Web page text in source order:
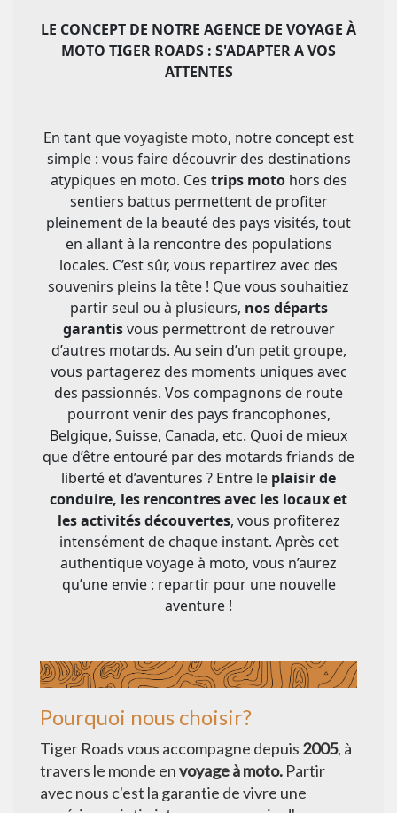
LE CONCEPT DE NOTRE AGENCE DE VOYAGE À
MOTO TIGER ROADS : S'ADAPTER A VOS
ATTENTES
En tant quevoyagiste moto, notre concept est
simple : vous faire découvrir des destinations
atypiques en moto. Ces trips motohors des
sentiers battus permettent de profiter
pleinement de la beauté des pays visités, tout
en allant à la rencontre des populations
locales. C’est sûr, vous repartirez avec des
souvenirs pleins la tête ! Que vous souhaitiez
partir seul ou à plusieurs, nos départs
garantisvous permettront de retrouver
d’autres motards. Au sein d’un petit groupe,
vous partagerez des moments uniques avec
des passionnés. Vos compagnons de route
pourront venir des pays francophones,
Belgique, Suisse, Canada, etc. Quoi de mieux
que d’être entouré par des motards friands de
liberté et d’aventures ? Entre le plaisir de
conduire, les rencontres avec les locaux et
les activités découvertes, vous profiterez
intensément de chaque instant. Après cet
authentique voyage à moto, vous n’aurez
qu’une envie : repartir pour une nouvelle
aventure !
Pourquoi nous choisir?
Tiger Roads vous accompagne depuis 2005, à
travers le monde envoyage à moto. Partir
avec nous c'est la garantie de vivre une